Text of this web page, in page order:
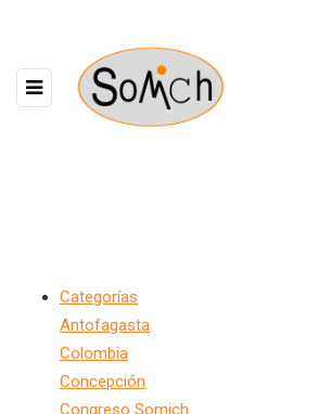
Categorías
Antofagasta
Colombia
Concepción
Congreso Somich